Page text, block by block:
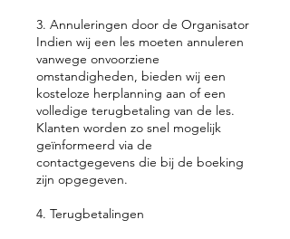
3. Annuleringen door de Organisator
Indien wij een les moeten annuleren
vanwege onvoorziene
omstandigheden, bieden wij een
kosteloze herplanning aan of een
volledige terugbetaling van de les.
Klanten worden zo snel mogelijk
geïnformeerd via de
contactgegevens die bij de boeking
zijn opgegeven.
4. Terugbetalingen